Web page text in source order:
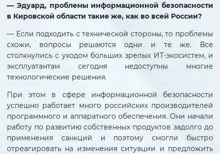
— Эдуард, проблемы информационной безопасности
в Кировской области такие же, как во всей России?
— Если подходить с технической стороны, то проблемы
схожи, вопросы решаются одни и те же. Все
столкнулись с уходом больших зрелых ИТ-экосистем, и
эксплуатантам сегодня недоступны многие
технологические решения.
При этом в сфере информационной безопасности
успешно работает много российских производителей
программного и аппаратного обеспечения. Они начали
работу по развитию собственных продуктов задолго до
применения санкций и поэтому смогли быстро
отреагировать на изменения ситуации и предложить